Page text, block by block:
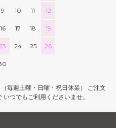
9 10 11 12
16 17 18 19
24 25 26
毎週土曜・日曜・祝日休業） ご注文
つでもご利用くださいませ。